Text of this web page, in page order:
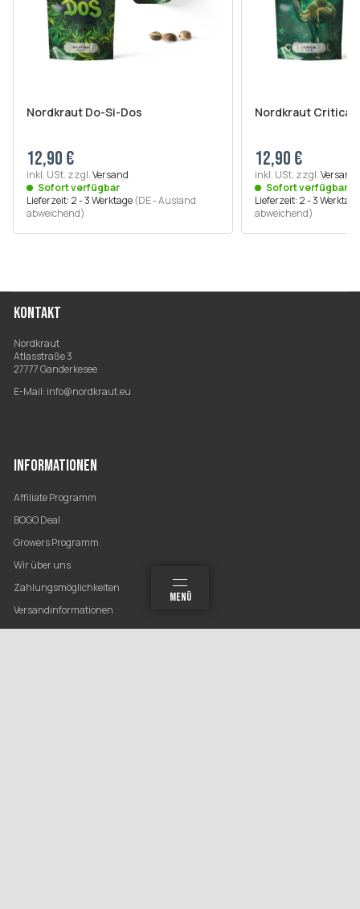
Nordkraut Do-Si-Dos
12,90 €
inkl. USt. zzgl.Versand
Sofort verfügbar
Lieferzeit: 2 - 3 Werktage(DE - Ausland
abweichend)
Nordkraut Critical
12,90 €
inkl. USt. zzgl.Versand
Sofort verfügbar
Lieferzeit: 2 - 3
abweichend)
KONTAKT
Nordkraut
Atlasstraße 3
27777 Ganderkesee
E-Mail: info@nordkraut.eu
INFORMATIONEN
Affiliate Programm
BOGO Deal
Growers Programm
Wir über uns
Zahlungsmöglichkeiten
Versandinformationen
Newsletter
MEHR MENÜ